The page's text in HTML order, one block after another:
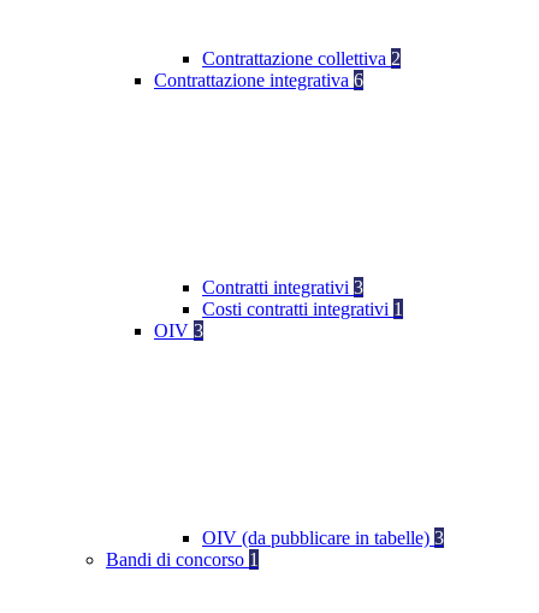
Contrattazione collettiva 2
Contrattazione integrativa 6
Contratti integrativi 3
Costi contratti integrativi 1
OIV 3
OIV (da pubblicare in tabelle) 3
Bandi di concorso 1